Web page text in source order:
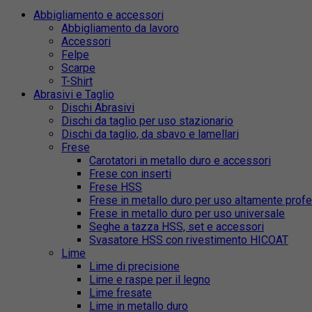
Abbigliamento e accessori
Abbigliamento da lavoro
Accessori
Felpe
Scarpe
T-Shirt
Abrasivi e Taglio
Dischi Abrasivi
Dischi da taglio per uso stazionario
Dischi da taglio, da sbavo e lamellari
Frese
Carotatori in metallo duro e accessori
Frese con inserti
Frese HSS
Frese in metallo duro per uso altamente
Frese in metallo duro per uso universale
Seghe a tazza HSS, set e accessori
Svasatore HSS con rivestimento HICOAT
Lime
Lime di precisione
Lime e raspe per il legno
Lime fresate
Lime in metallo duro